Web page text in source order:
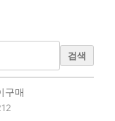
검색
구매